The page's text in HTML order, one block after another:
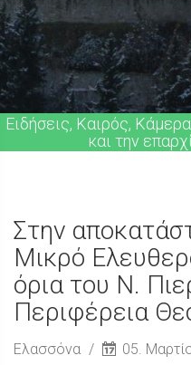
Ειδήσεις, Καιρός,
και την
Στην
Μικρό
όρια του Ν.
Περιφέρεια
Ελασσόνα 05.